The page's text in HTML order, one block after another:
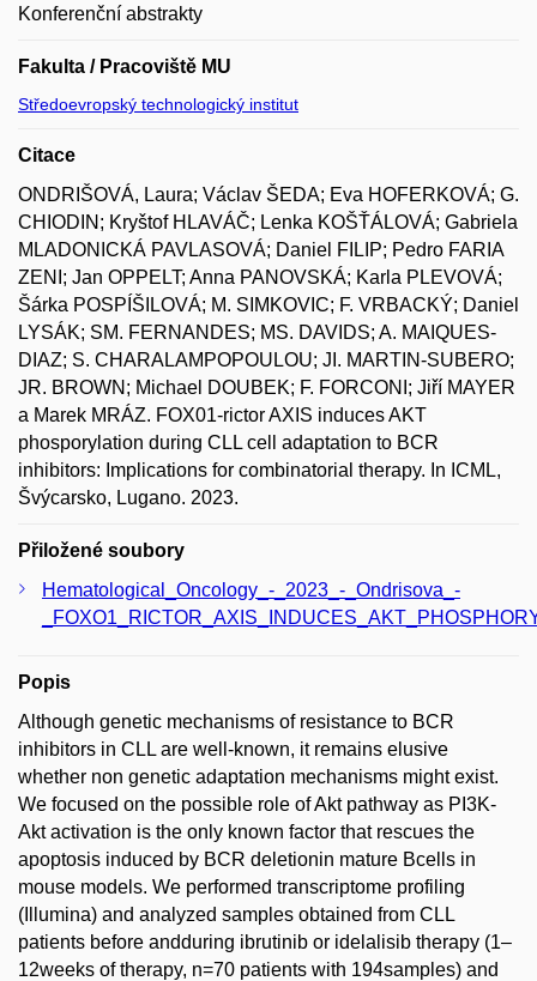
Konferenční abstrakty
Fakulta / Pracoviště MU
Středoevropský technologický institut
Citace
ONDRIŠOVÁ, Laura; Václav ŠEDA; Eva HOFERKOVÁ; G.
CHIODIN; Kryštof HLAVÁČ; Lenka KOŠŤÁLOVÁ; Gabriela
MLADONICKÁ PAVLASOVÁ; Daniel FILIP; Pedro FARIA
ZENI; Jan OPPELT; Anna PANOVSKÁ; Karla PLEVOVÁ;
Šárka POSPÍŠILOVÁ; M. SIMKOVIC; F. VRBACKÝ; Daniel
LYSÁK; SM. FERNANDES; MS. DAVIDS; A. MAIQUES-
DIAZ; S. CHARALAMPOPOULOU; JI. MARTIN-SUBERO;
JR. BROWN; Michael DOUBEK; F. FORCONI; Jiří MAYER
a Marek MRÁZ. FOX01-rictor AXIS induces AKT
phosporylation during CLL cell adaptation to BCR
inhibitors: Implications for combinatorial therapy. In ICML,
Švýcarsko, Lugano. 2023.
Přiložené soubory
Hematological_Oncology_-_2023_-_Ondrisova_-
Popis
Although genetic mechanisms of resistance to BCR
inhibitors in CLL are well-known, it remains elusive
whether non genetic adaptation mechanisms might exist.
We focused on the possible role of Akt pathway as PI3K-
Akt activation is the only known factor that rescues the
apoptosis induced by BCR deletionin mature Bcells in
mouse models. We performed transcriptome profiling
(Illumina) and analyzed samples obtained from CLL
patients before andduring ibrutinib or idelalisib therapy (1–
12weeks of therapy, n=70 patients with 194samples) and